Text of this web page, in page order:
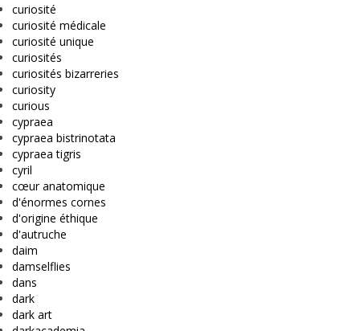
curiosité
curiosité médicale
curiosité unique
curiosités
curiosités bizarreries
curiosity
curious
cypraea
cypraea bistrinotata
cypraea tigris
cyril
cœur anatomique
d'énormes cornes
d'origine éthique
d'autruche
daim
damselflies
dans
dark
dark art